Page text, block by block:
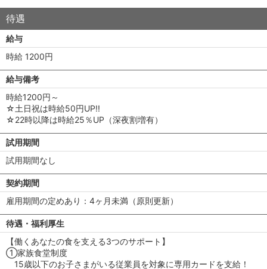
待遇
給与
時給 1200円
給与備考
時給1200円～
☆土日祝は時給50円UP!!
☆22時以降は時給25％UP（深夜割増有）
試用期間
試用期間なし
契約期間
雇用期間の定めあり：4ヶ月未満（原則更新）
待遇・福利厚生
【働くあなたの食を支える3つのサポート】
①家族食堂制度
15歳以下のお子さまがいる従業員を対象に専用カードを支給！